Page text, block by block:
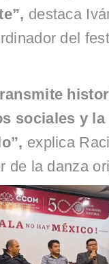
destaca
del
sociales y la
explica
de la danza